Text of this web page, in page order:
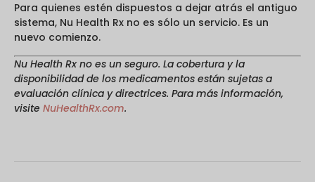
Para quienes estén dispuestos a dejar atrás el antiguo
sistema, Nu Health Rx no es sólo un servicio. Es un
nuevo comienzo.
Nu Health Rx no es un seguro. La cobertura y la
disponibilidad de los medicamentos están sujetas a
evaluación clínica y directrices. Para más información,
visite NuHealthRx.com.